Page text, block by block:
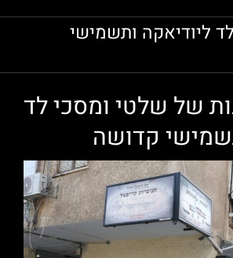
ליודיאקה ותשמישי
של שלטי ומסכי לד
קדושה